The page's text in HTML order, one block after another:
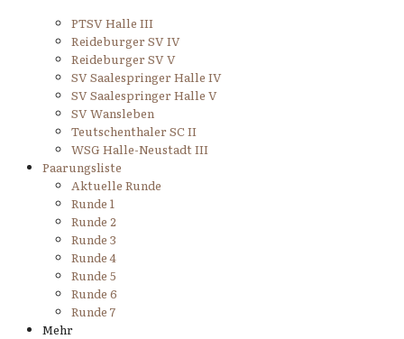
PTSV Halle III
Reideburger SV IV
Reideburger SV V
SV Saalespringer Halle IV
SV Saalespringer Halle V
SV Wansleben
Teutschenthaler SC II
WSG Halle-Neustadt III
Paarungsliste
Aktuelle Runde
Runde 1
Runde 2
Runde 3
Runde 4
Runde 5
Runde 6
Runde 7
Mehr